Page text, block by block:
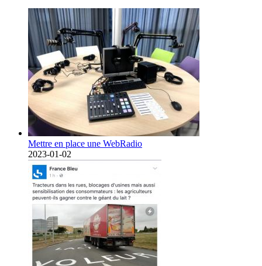
Mettre en place une WebRadio
2023-01-02